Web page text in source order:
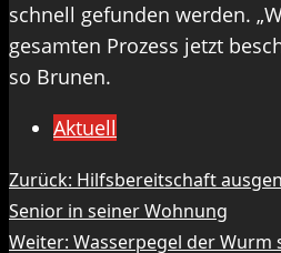
schnell gefunden werden.
gesamten Prozess jetzt
so Brunen.
Aktuell
Zurück: Hilfsbereitschaft
Senior in seiner Wohnung
Weiter: Wasserpegel der Wurm